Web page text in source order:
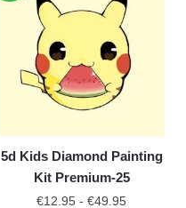
5d Kids Diamond Painting
Kit Premium-25
€12.95 - €49.95